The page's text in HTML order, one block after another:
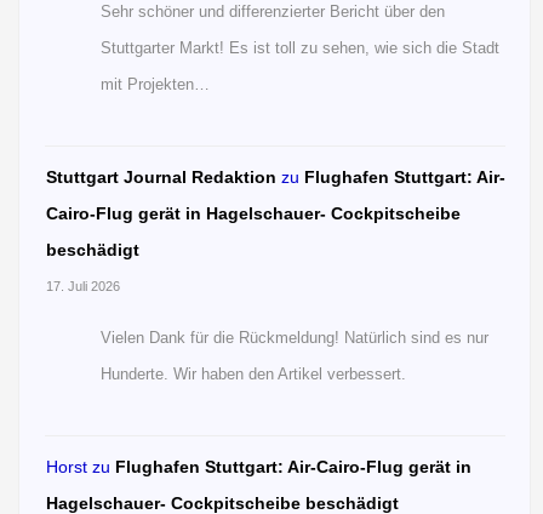
Sehr schöner und differenzierter Bericht über den
Stuttgarter Markt! Es ist toll zu sehen, wie sich die Stadt
mit Projekten…
Stuttgart Journal Redaktion zu Flughafen Stuttgart: Air-
Cairo-Flug gerät in Hagelschauer- Cockpitscheibe
beschädigt
17. Juli 2026
Vielen Dank für die Rückmeldung! Natürlich sind es nur
Hunderte. Wir haben den Artikel verbessert.
Horst zu Flughafen Stuttgart: Air-Cairo-Flug gerät in
Hagelschauer- Cockpitscheibe beschädigt